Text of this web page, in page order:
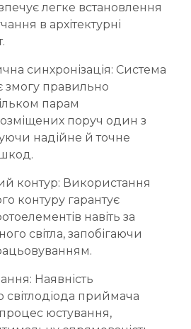
легке встановлення
в архітектурні
синхронізація: Система
змогу правильно
парам
поруч один з
надійне й точне
контур: Використання
контуру гарантує
навіть за
світла, запобігаючи
Наявність
світлодіода приймача
юстування,